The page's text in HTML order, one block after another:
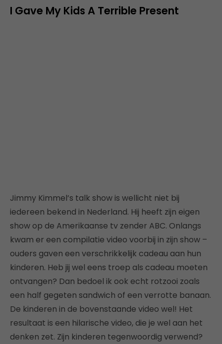
I Gave My Kids A Terrible Present
Jimmy Kimmel’s talk show is wellicht niet bij
iedereen bekend in Nederland. Hij heeft zijn eigen
show op de Amerikaanse tv zender ABC. Onlangs
kwam er een compilatie video voorbij in zijn show –
ouders gaven een verschrikkelijk cadeau aan hun
kinderen. Heb jij wel eens troep als cadeau moeten
ontvangen? Dan bedoel ik ook echt rotzooi zoals
een half gegeten sandwich of een verrotte banaan.
De kinderen in de bovenstaande video wel! Het
resultaat is een hilarische video, die je wel aan het
denken zet. Zijn kinderen tegenwoordig verwend?